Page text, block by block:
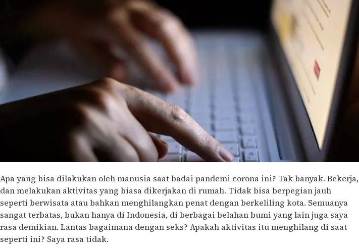
Apa yang bisa dilakukan oleh manusia saat badai pandemi corona ini? Tak banyak. Bekerja,
dan melakukan aktivitas yang biasa dikerjakan di rumah. Tidak bisa berpegian jauh
seperti berwisata atau bahkan menghilangkan penat dengan berkeliling kota. Semuanya
sangat terbatas, bukan hanya di Indonesia, di berbagai belahan bumi yang lain juga saya
rasa demikian. Lantas bagaimana dengan seks? Apakah aktivitas itu menghilang di saat
seperti ini? Saya rasa tidak.